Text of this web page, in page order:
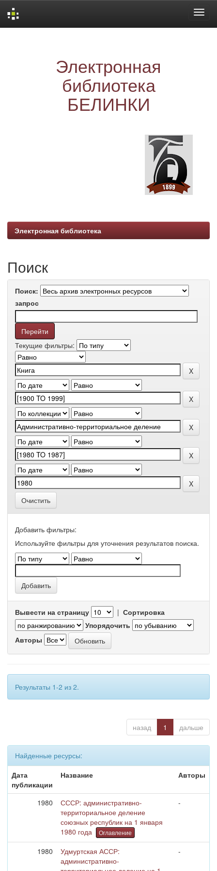
Электронная
библиотека
БЕЛИНКИ
Электронная библиотека
Поиск
Поиск:
запрос
Текущие фильтры:
Очистить
Добавить фильтры:
Используйте фильтры для уточнения результатов поиска.
Вывести на страницу | Сортировка
Упорядочить
Авторы
Результаты 1-2 из 2.
назад 1 дальше
Найденные ресурсы:
Дата
публикации
Название Авторы
1980
СССР: административно-
территориальное деление
союзных республик на 1 января
1980 года
Оглавление
-
1980
Удмуртская АССР:
административно-
-